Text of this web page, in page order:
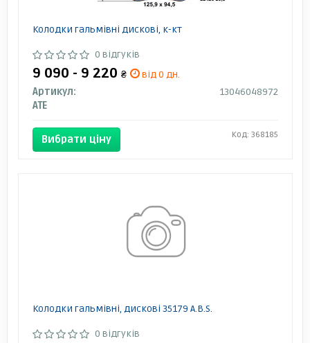
Колодки гальмівні дискові, к-кт
0 відгуків
9 090 - 9 220 ₴
від 0 дн.
Артикул:
13046048972
ATE
Вибрати ціну Код: 368185
Колодки гальмівні, дискові 35179 A.B.S.
0 відгуків